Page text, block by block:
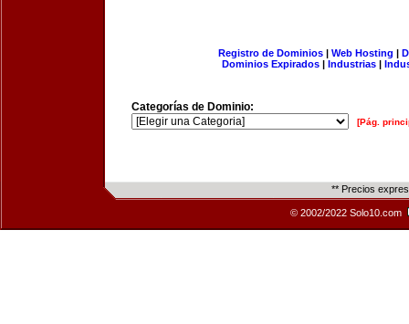
Registro de Dominios| Web Hosting |
Dominios Expirados | Industrias |
Categorías de Dominio:
[Pág.
** Precios
© 2002/2022 Solo10.com